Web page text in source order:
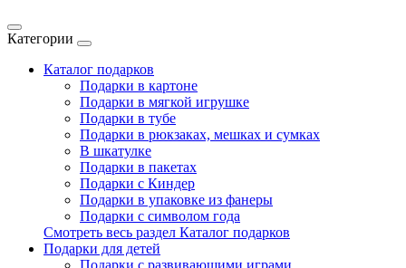
Категории
Каталог подарков
Подарки в картоне
Подарки в мягкой игрушке
Подарки в тубе
Подарки в рюкзаках, мешках и сумках
В шкатулке
Подарки в пакетах
Подарки с Киндер
Подарки в упаковке из фанеры
Подарки с символом года
Смотреть весь раздел Каталог подарков
Подарки для детей
Подарки с развивающими играми